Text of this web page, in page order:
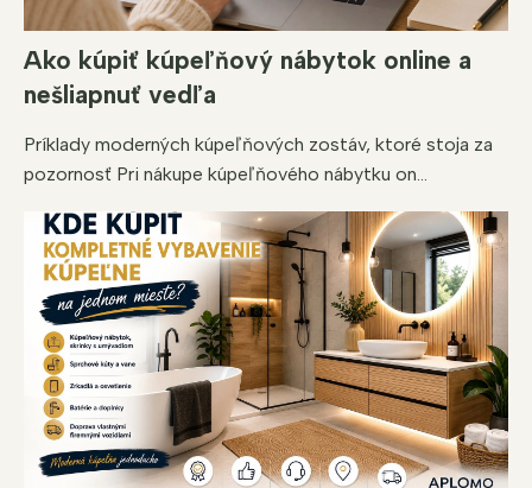
Ako kúpiť kúpeľňový nábytok online a
nešliapnuť vedľa
Príklady moderných kúpeľňových zostáv, ktoré stoja za
pozornosť Pri nákupe kúpeľňového nábytku on...